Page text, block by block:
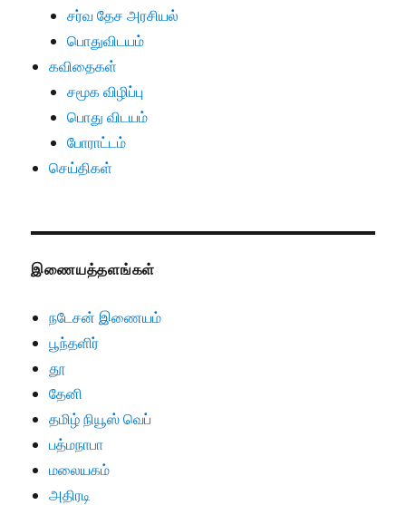
சர்வ தேச அரசியல்
பொதுவிடயம்
கவிதைகள்
சமூக விழிப்பு
பொது விடயம்
போராட்டம்
செய்திகள்
இணையத்தளங்கள்
நடேசன் இணையம்
பூந்தளிர்
தூ
தேனி
தமிழ் நியூஸ் வெப்
பத்மநாபா
மலையகம்
அதிரடி